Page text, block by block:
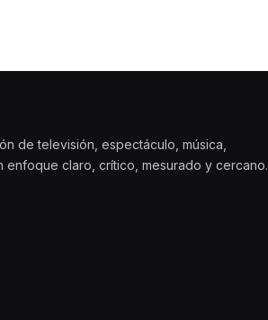
de televisión, espectáculo, música,
claro, crítico, mesurado y cercano.